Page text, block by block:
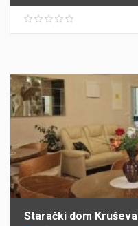
Starački dom